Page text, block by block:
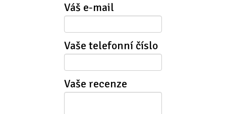
Váš e-mail
Vaše telefonní číslo
Vaše recenze